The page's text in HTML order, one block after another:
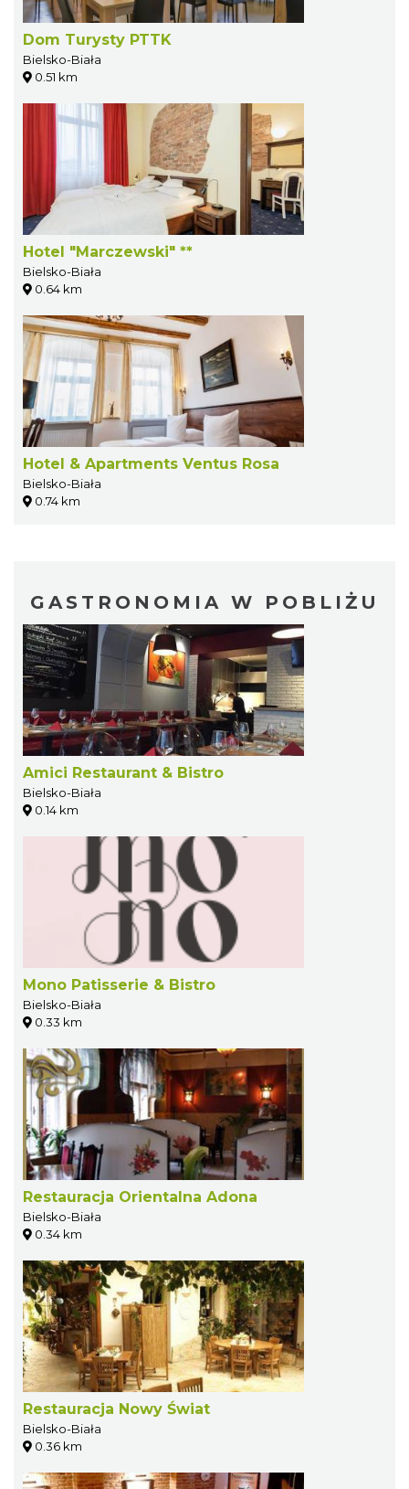
Dom Turysty PTTK
Bielsko-Biała
0.51 km
Hotel "Marczewski" **
Bielsko-Biała
0.64 km
Hotel & Apartments Ventus Rosa
Bielsko-Biała
0.74 km
GASTRONOMIA W POBLIŻU
Amici Restaurant & Bistro
Bielsko-Biała
0.14 km
Mono Patisserie & Bistro
Bielsko-Biała
0.33 km
Restauracja Orientalna Adona
Bielsko-Biała
0.34 km
Restauracja Nowy Świat
Bielsko-Biała
0.36 km